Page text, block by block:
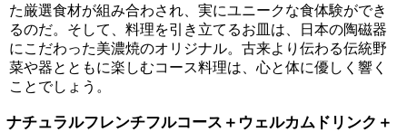
た厳選食材が組み合わされ、実にユニークな食体験ができ
るのだ。そして、料理を引き立てるお皿は、日本の陶磁器
にこだわった美濃焼のオリジナル。古来より伝わる伝統野
菜や器とともに楽しむコース料理は、心と体に優しく響く
ことでしょう。
ナチュラルフレンチフルコース＋ウェルカムドリンク＋